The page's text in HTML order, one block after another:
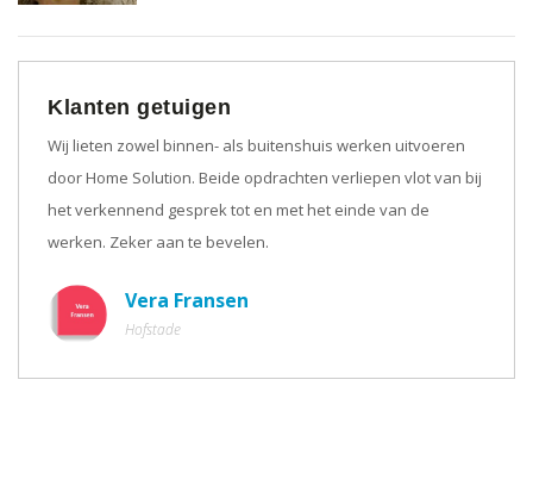
Klanten getuigen
Wij lieten zowel binnen- als buitenshuis werken uitvoeren
door Home Solution. Beide opdrachten verliepen vlot van bij
het verkennend gesprek tot en met het einde van de
werken. Zeker aan te bevelen.
Vera Fransen
Hofstade